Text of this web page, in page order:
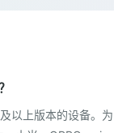
以上版本的设备。